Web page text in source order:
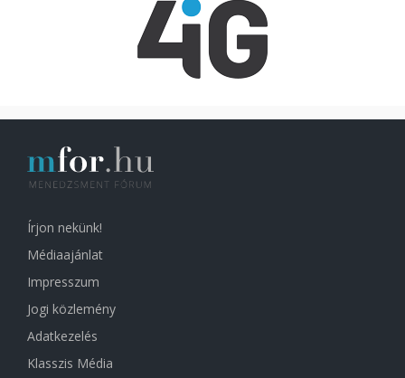
Írjon nekünk!
Médiaajánlat
Impresszum
Jogi közlemény
Adatkezelés
Klasszis Média